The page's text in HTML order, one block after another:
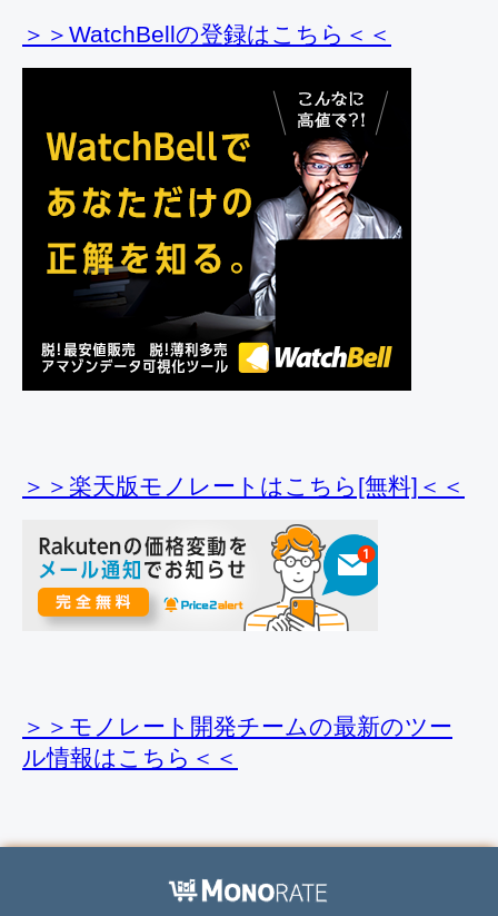
＞＞WatchBellの登録はこちら＜＜
＞＞楽天版モノレートはこちら[無料]＜＜
＞＞モノレート開発チームの最新のツー
ル情報はこちら＜＜